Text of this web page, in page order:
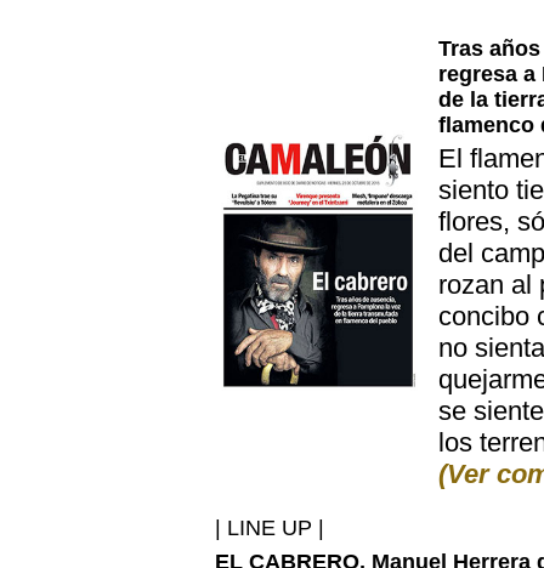
Tras
regresa a
de la
flamenco
El
siento
flores,
del
rozan al
concibo
no
se
los
(Ver
| LINE UP |
EL CABRERO, Manuel